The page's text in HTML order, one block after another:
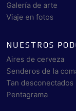
Galería de arte
Viaje en fotos
NUESTROS
Aires de cerveza
Senderos de la
Tan desconectados
Pentagrama